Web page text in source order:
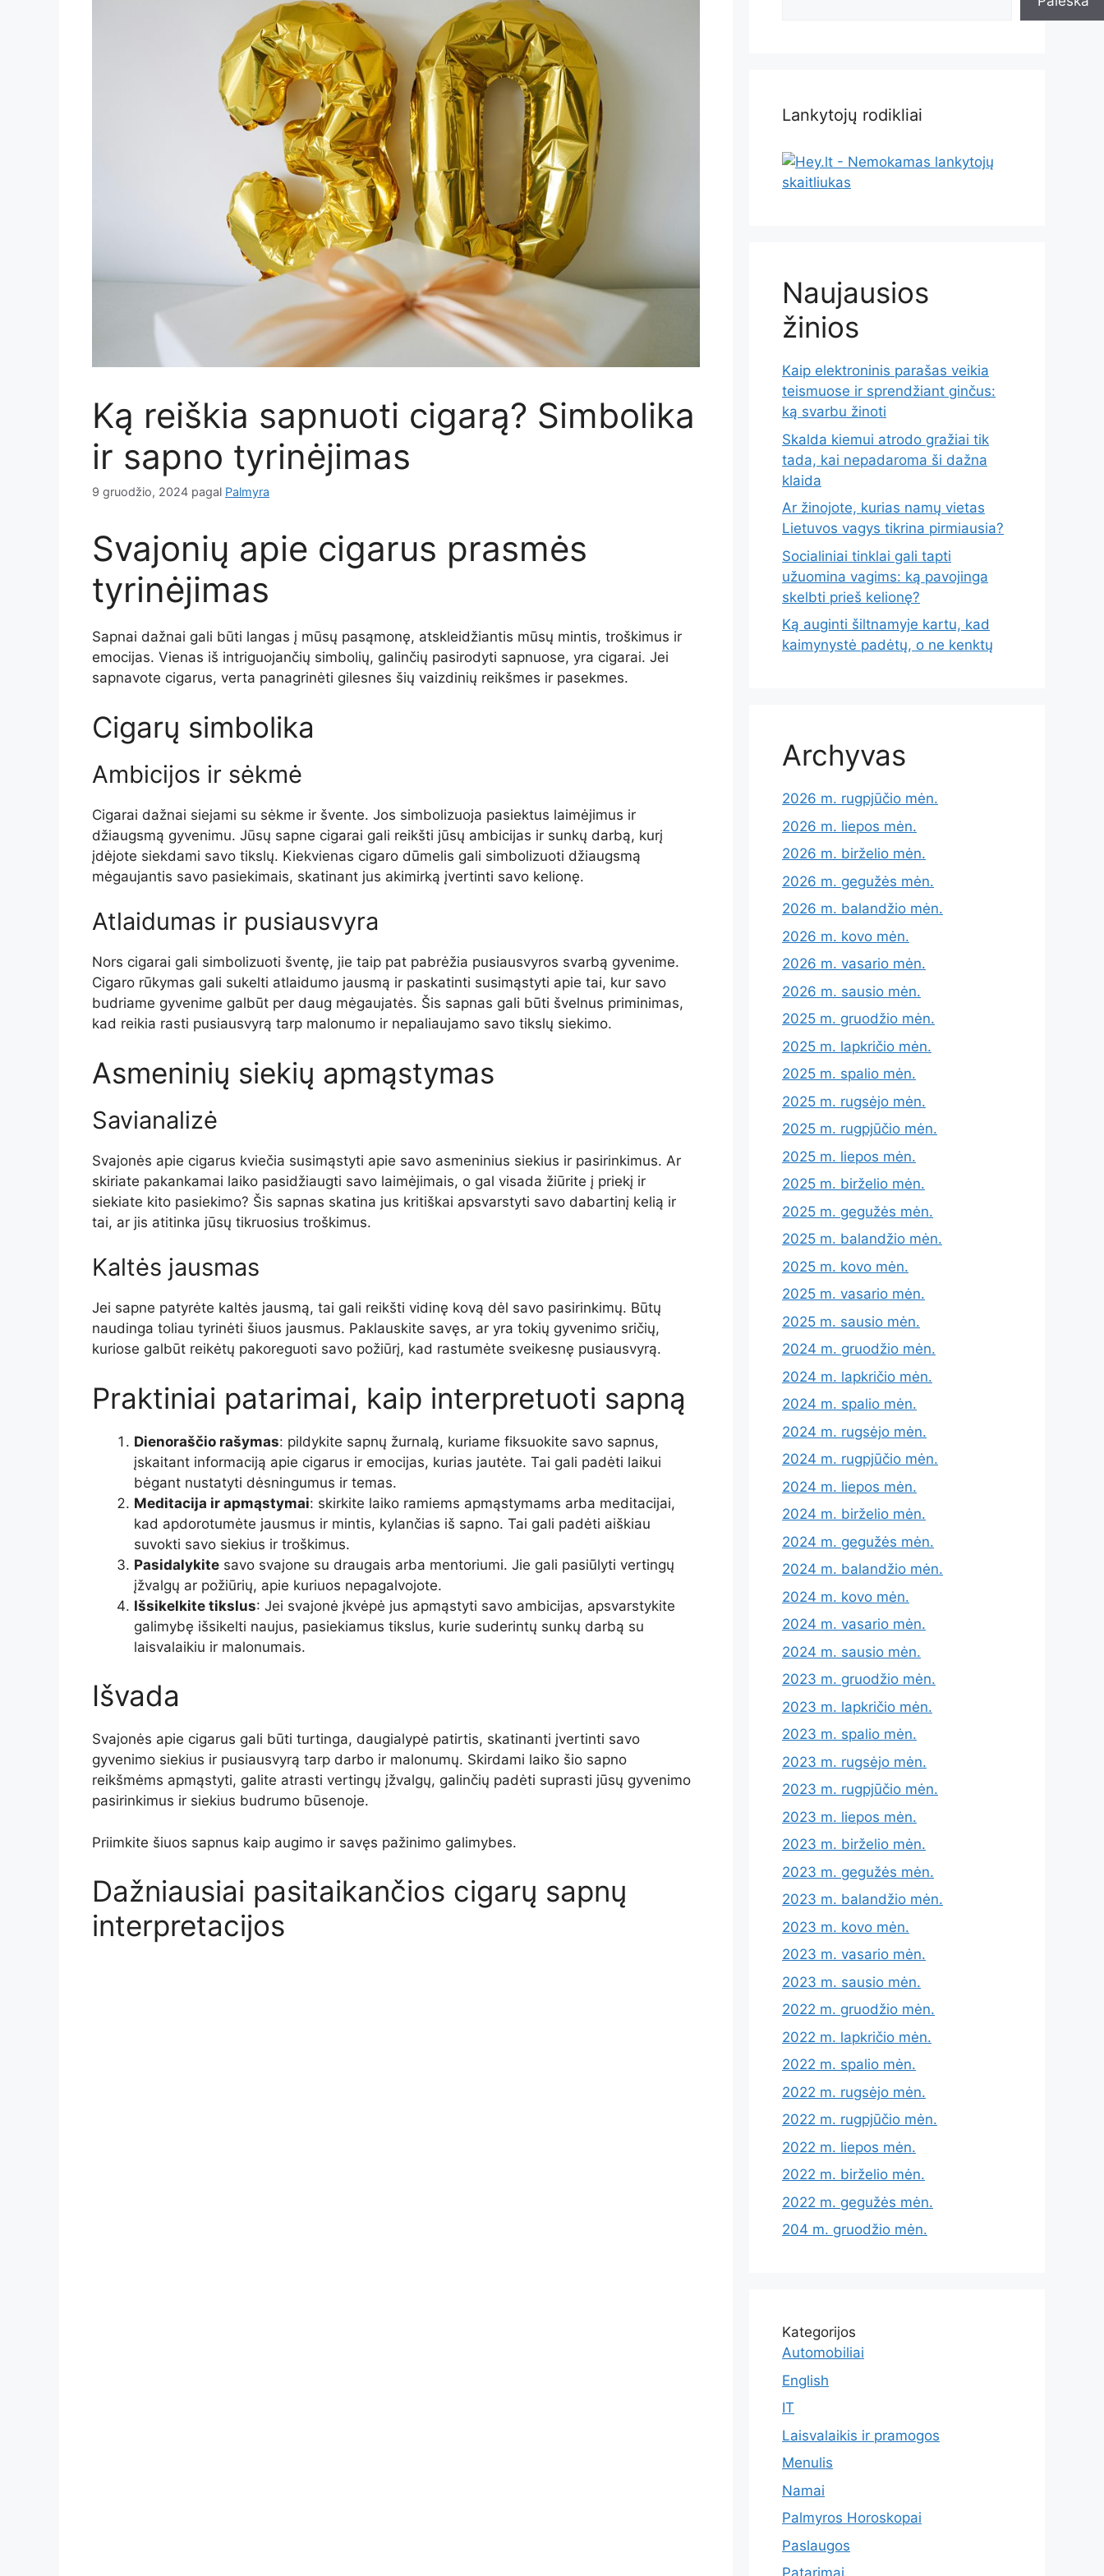
Ką reiškia sapnuoti cigarą? Simbolika
ir sapno tyrinėjimas
9 gruodžio, 2024 pagal Palmyra
Svajonių apie cigarus prasmės
tyrinėjimas
Sapnai dažnai gali būti langas į mūsų pasąmonę, atskleidžiantis mūsų mintis, troškimus ir
emocijas. Vienas iš intriguojančių simbolių, galinčių pasirodyti sapnuose, yra cigarai. Jei
sapnavote cigarus, verta panagrinėti gilesnes šių vaizdinių reikšmes ir pasekmes.
Cigarų simbolika
Ambicijos ir sėkmė
Cigarai dažnai siejami su sėkme ir švente. Jos simbolizuoja pasiektus laimėjimus ir
džiaugsmą gyvenimu. Jūsų sapne cigarai gali reikšti jūsų ambicijas ir sunkų darbą, kurį
įdėjote siekdami savo tikslų. Kiekvienas cigaro dūmelis gali simbolizuoti džiaugsmą
mėgaujantis savo pasiekimais, skatinant jus akimirką įvertinti savo kelionę.
Atlaidumas ir pusiausvyra
Nors cigarai gali simbolizuoti šventę, jie taip pat pabrėžia pusiausvyros svarbą gyvenime.
Cigaro rūkymas gali sukelti atlaidumo jausmą ir paskatinti susimąstyti apie tai, kur savo
budriame gyvenime galbūt per daug mėgaujatės. Šis sapnas gali būti švelnus priminimas,
kad reikia rasti pusiausvyrą tarp malonumo ir nepaliaujamo savo tikslų siekimo.
Asmeninių siekių apmąstymas
Savianalizė
Svajonės apie cigarus kviečia susimąstyti apie savo asmeninius siekius ir pasirinkimus. Ar
skiriate pakankamai laiko pasidžiaugti savo laimėjimais, o gal visada žiūrite į priekį ir
siekiate kito pasiekimo? Šis sapnas skatina jus kritiškai apsvarstyti savo dabartinį kelią ir
tai, ar jis atitinka jūsų tikruosius troškimus.
Kaltės jausmas
Jei sapne patyrėte kaltės jausmą, tai gali reikšti vidinę kovą dėl savo pasirinkimų. Būtų
naudinga toliau tyrinėti šiuos jausmus. Paklauskite savęs, ar yra tokių gyvenimo sričių,
kuriose galbūt reikėtų pakoreguoti savo požiūrį, kad rastumėte sveikesnę pusiausvyrą.
Praktiniai patarimai, kaip interpretuoti sapną
Dienoraščio rašymas: pildykite sapnų žurnalą, kuriame fiksuokite savo sapnus,
įskaitant informaciją apie cigarus ir emocijas, kurias jautėte. Tai gali padėti laikui
bėgant nustatyti dėsningumus ir temas.
Meditacija ir apmąstymai: skirkite laiko ramiems apmąstymams arba meditacijai,
kad apdorotumėte jausmus ir mintis, kylančias iš sapno. Tai gali padėti aiškiau
suvokti savo siekius ir troškimus.
Pasidalykite savo svajone su draugais arba mentoriumi. Jie gali pasiūlyti vertingų
įžvalgų ar požiūrių, apie kuriuos nepagalvojote.
Išsikelkite tikslus: Jei svajonė įkvėpė jus apmąstyti savo ambicijas, apsvarstykite
galimybę išsikelti naujus, pasiekiamus tikslus, kurie suderintų sunkų darbą su
laisvalaikiu ir malonumais.
Išvada
Svajonės apie cigarus gali būti turtinga, daugialypė patirtis, skatinanti įvertinti savo
gyvenimo siekius ir pusiausvyrą tarp darbo ir malonumų. Skirdami laiko šio sapno
reikšmėms apmąstyti, galite atrasti vertingų įžvalgų, galinčių padėti suprasti jūsų gyvenimo
pasirinkimus ir siekius budrumo būsenoje.
Priimkite šiuos sapnus kaip augimo ir savęs pažinimo galimybes.
Dažniausiai pasitaikančios cigarų sapnų
interpretacijos
Lankytojų rodikliai
Naujausios
žinios
Kaip elektroninis parašas veikia
teismuose ir sprendžiant ginčus:
ką svarbu žinoti
Skalda kiemui atrodo gražiai tik
tada, kai nepadaroma ši dažna
klaida
Ar žinojote, kurias namų vietas
Lietuvos vagys tikrina pirmiausia?
Socialiniai tinklai gali tapti
užuomina vagims: ką pavojinga
skelbti prieš kelionę?
Ką auginti šiltnamyje kartu, kad
kaimynystė padėtų, o ne kenktų
Archyvas
2026 m. rugpjūčio mėn.
2026 m. liepos mėn.
2026 m. birželio mėn.
2026 m. gegužės mėn.
2026 m. balandžio mėn.
2026 m. kovo mėn.
2026 m. vasario mėn.
2026 m. sausio mėn.
2025 m. gruodžio mėn.
2025 m. lapkričio mėn.
2025 m. spalio mėn.
2025 m. rugsėjo mėn.
2025 m. rugpjūčio mėn.
2025 m. liepos mėn.
2025 m. birželio mėn.
2025 m. gegužės mėn.
2025 m. balandžio mėn.
2025 m. kovo mėn.
2025 m. vasario mėn.
2025 m. sausio mėn.
2024 m. gruodžio mėn.
2024 m. lapkričio mėn.
2024 m. spalio mėn.
2024 m. rugsėjo mėn.
2024 m. rugpjūčio mėn.
2024 m. liepos mėn.
2024 m. birželio mėn.
2024 m. gegužės mėn.
2024 m. balandžio mėn.
2024 m. kovo mėn.
2024 m. vasario mėn.
2024 m. sausio mėn.
2023 m. gruodžio mėn.
2023 m. lapkričio mėn.
2023 m. spalio mėn.
2023 m. rugsėjo mėn.
2023 m. rugpjūčio mėn.
2023 m. liepos mėn.
2023 m. birželio mėn.
2023 m. gegužės mėn.
2023 m. balandžio mėn.
2023 m. kovo mėn.
2023 m. vasario mėn.
2023 m. sausio mėn.
2022 m. gruodžio mėn.
2022 m. lapkričio mėn.
2022 m. spalio mėn.
2022 m. rugsėjo mėn.
2022 m. rugpjūčio mėn.
2022 m. liepos mėn.
2022 m. birželio mėn.
2022 m. gegužės mėn.
204 m. gruodžio mėn.
Kategorijos
Automobiliai
English
IT
Laisvalaikis ir pramogos
Menulis
Namai
Palmyros Horoskopai
Paslaugos